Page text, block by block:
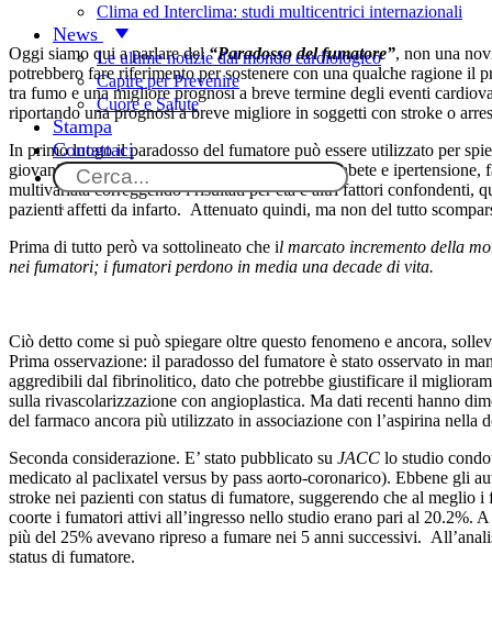
Clima ed Interclima: studi multicentrici internazionali
News
Le ultime notizie dal mondo cardiologico
Capire per Prevenire
Cuore e Salute
Stampa
Contattaci
Oggi siamo qui a parlare del“Paradosso del fumatore”, non una
potrebbero fare riferimento per sostenere con una qualche ragione il
tra fumo e una migliore prognosi a breve termine degli eventi
riportando una prognosi a breve migliore in soggetti con stroke o
In primo luogo il paradosso del fumatore può essere utilizzato per
giovani e presentano meno comorbidità come diabete e
multivariata correggendo i risultati per età e altri fattori confondenti,
pazienti affetti da infarto. Attenuato quindi, ma non del tutto
Prima di tutto però va sottolineato che il marcato incremento della
nei fumatori; i fumatori perdono in media una decade di vita.
Ciò detto come si può spiegare oltre questo fenomeno e ancora,
Prima osservazione: il paradosso del fumatore è stato osservato in
aggredibili dal fibrinolitico, dato che potrebbe giustificare il
sulla rivascolarizzazione con angioplastica. Ma dati recenti hanno
del farmaco ancora più utilizzato in associazione con l’aspirina
Seconda considerazione. E’ stato pubblicato su JACC lo studio
medicato al paclixatel versus by pass aorto-coronarico). Ebbene gli
stroke nei pazienti con status di fumatore, suggerendo che al
coorte i fumatori attivi all’ingresso nello studio erano pari al 20.2%.
più del 25% avevano ripreso a fumare nei 5 anni successivi.
status di fumatore.